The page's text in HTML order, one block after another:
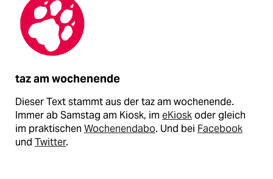
taz am wochenende
Dieser Text stammt aus der taz am wochenende.
Immer ab Samstag am Kiosk, im eKioskoder gleich
im praktischen Wochenendabo. Und bei Facebook
und Twitter.